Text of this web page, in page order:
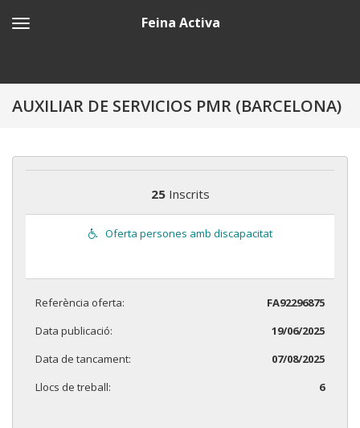
Feina Activa
AUXILIAR DE SERVICIOS PMR (BARCELONA)
25Inscrits
Oferta persones amb discapacitat
Referència oferta:
FA92296875
Data publicació:
19/06/2025
Data de tancament:
07/08/2025
Llocs de treball:
6